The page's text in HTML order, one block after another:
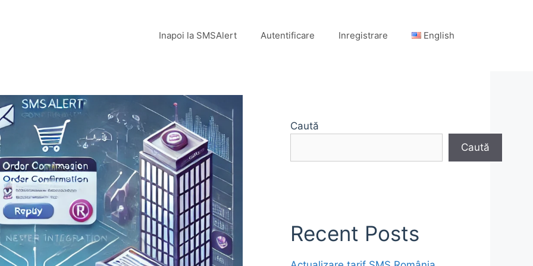
Inapoi la SMSAlert Autentificare Inregistrare English
Caută
Caută
Recent Posts